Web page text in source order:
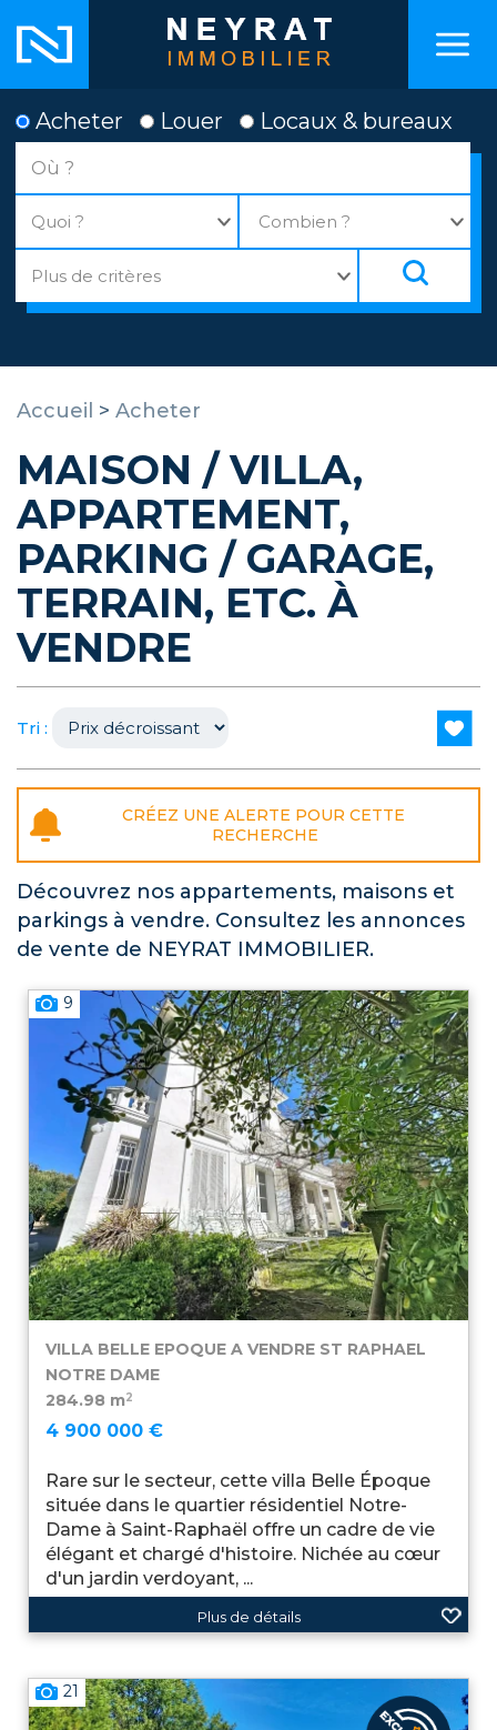
Acheter Louer Locaux & bureaux
Accueil > Acheter
MAISON / VILLA,
APPARTEMENT,
PARKING / GARAGE,
TERRAIN, ETC. À
VENDRE
Tri :
Découvrez nos appartements, maisons et
parkings à vendre. Consultez les annonces
de vente de NEYRAT IMMOBILIER.
9
VILLA BELLE EPOQUE A VENDRE ST RAPHAEL
NOTRE DAME
284.98 m2
4 900 000 €
Rare sur le secteur, cette villa Belle Époque
située dans le quartier résidentiel Notre-
Dame à Saint-Raphaël offre un cadre de vie
élégant et chargé d'histoire. Nichée au cœur
d'un jardin verdoyant, ...
Plus de détails
21